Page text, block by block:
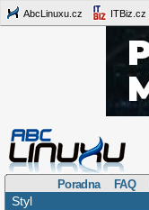
AbcLinuxu.cz ITBiz.cz
Poradna FAQ
Styl